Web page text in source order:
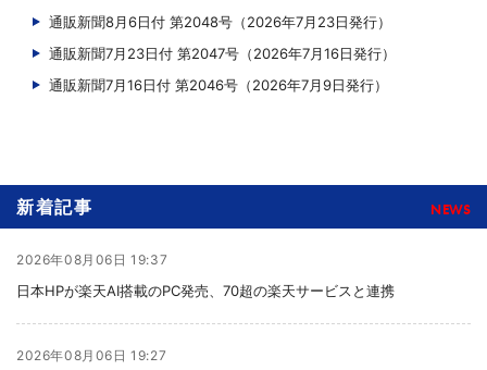
通販新聞8月6日付 第2048号（2026年7月23日発行）
通販新聞7月23日付 第2047号（2026年7月16日発行）
通販新聞7月16日付 第2046号（2026年7月9日発行）
新着記事 NEWS
2026年08月06日 19:37
日本HPが楽天AI搭載のPC発売、70超の楽天サービスと連携
2026年08月06日 19:27